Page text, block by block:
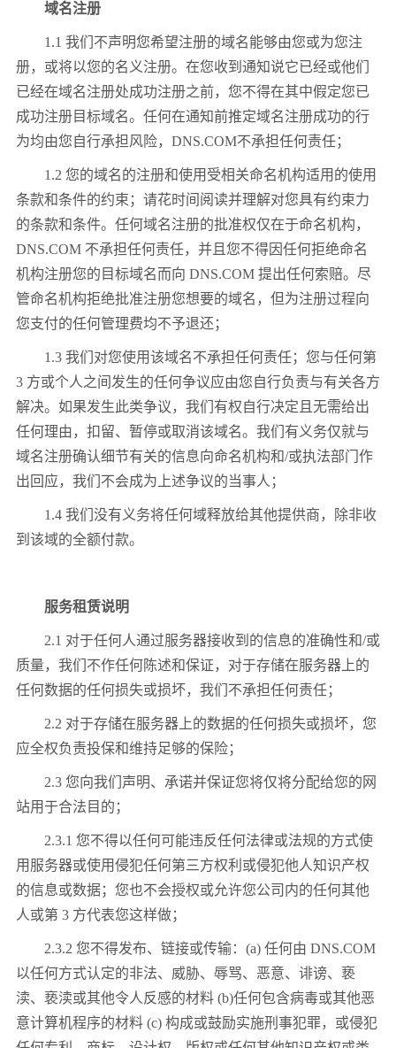
域名注册
1.1 我们不声明您希望注册的域名能够由您或为您注
册，或将以您的名义注册。在您收到通知说它已经或他们
已经在域名注册处成功注册之前，您不得在其中假定您已
成功注册目标域名。任何在通知前推定域名注册成功的行
为均由您自行承担风险，DNS.COM不承担任何责任；
1.2 您的域名的注册和使用受相关命名机构适用的使用
条款和条件的约束；请花时间阅读并理解对您具有约束力
的条款和条件。任何域名注册的批准权仅在于命名机构，
DNS.COM 不承担任何责任，并且您不得因任何拒绝命名
机构注册您的目标域名而向 DNS.COM 提出任何索赔。尽
管命名机构拒绝批准注册您想要的域名，但为注册过程向
您支付的任何管理费均不予退还；
1.3 我们对您使用该域名不承担任何责任；您与任何第
3 方或个人之间发生的任何争议应由您自行负责与有关各方
解决。如果发生此类争议，我们有权自行决定且无需给出
任何理由，扣留、暂停或取消该域名。我们有义务仅就与
域名注册确认细节有关的信息向命名机构和/或执法部门作
出回应，我们不会成为上述争议的当事人；
1.4 我们没有义务将任何域释放给其他提供商，除非收
到该域的全额付款。
服务租赁说明
2.1 对于任何人通过服务器接收到的信息的准确性和/或
质量，我们不作任何陈述和保证，对于存储在服务器上的
任何数据的任何损失或损坏，我们不承担任何责任；
2.2 对于存储在服务器上的数据的任何损失或损坏，您
应全权负责投保和维持足够的保险；
2.3 您向我们声明、承诺并保证您将仅将分配给您的网
站用于合法目的；
2.3.1 您不得以任何可能违反任何法律或法规的方式使
用服务器或使用侵犯任何第三方权利或侵犯他人知识产权
的信息或数据；您也不会授权或允许您公司内的任何其他
人或第 3 方代表您这样做；
2.3.2 您不得发布、链接或传输：(a) 任何由 DNS.COM
以任何方式认定的非法、威胁、辱骂、恶意、诽谤、亵
渎、亵渎或其他令人反感的材料 (b)任何包含病毒或其他恶
意计算机程序的材料 (c) 构成或鼓励实施刑事犯罪，或侵犯